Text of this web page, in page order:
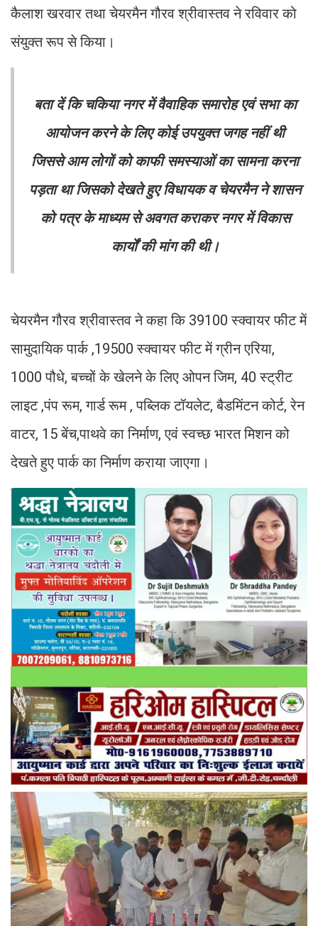
कैलाश खरवार तथा चेयरमैन गौरव श्रीवास्तव ने रविवार को
संयुक्त रूप से किया।
बता दें कि चकिया नगर में वैवाहिक समारोह एवं सभा का
आयोजन करने के लिए कोई उपयुक्त जगह नहीं थी
जिससे आम लोगों को काफी समस्याओं का सामना करना
पड़ता था जिसको देखते हुए विधायक व चेयरमैन ने शासन
को पत्र के माध्यम से अवगत कराकर नगर में विकास
कार्यों की मांग की थी।
चेयरमैन गौरव श्रीवास्तव ने कहा कि 39100 स्क्वायर फीट में
सामुदायिक पार्क ,19500 स्क्वायर फीट में ग्रीन एरिया,
1000 पौधे, बच्चों के खेलने के लिए ओपन जिम, 40 स्ट्रीट
लाइट ,पंप रूम, गार्ड रूम , पब्लिक टॉयलेट, बैडमिंटन कोर्ट, रेन
वाटर, 15 बेंच,पाथवे का निर्माण, एवं स्वच्छ भारत मिशन को
देखते हुए पार्क का निर्माण कराया जाएगा।